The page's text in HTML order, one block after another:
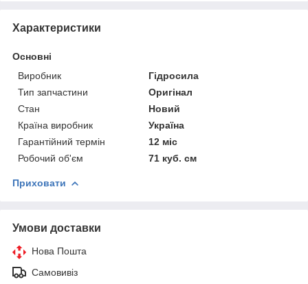
Характеристики
Основні
Виробник
Гідросила
Тип запчастини
Оригінал
Стан
Новий
Країна виробник
Україна
Гарантійний термін
12 міс
Робочий об'єм
71 куб. см
Приховати
Умови доставки
Нова Пошта
Самовивіз